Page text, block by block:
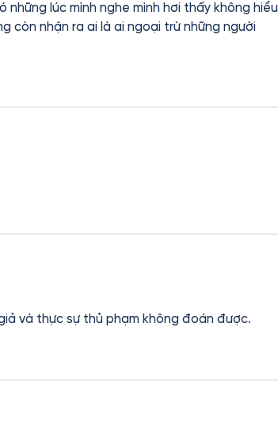
lúc mình nghe mình hơi thấy không hiểu
còn nhận ra ai là ai ngoại trừ những người
và thực sự thủ phạm không đoán được.